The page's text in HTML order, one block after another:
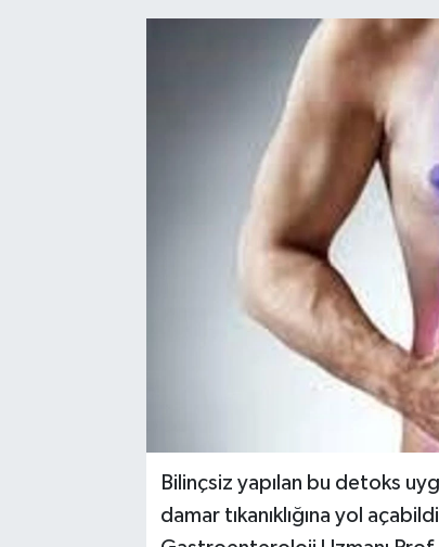
Bilinçsiz yapılan bu detoks
damar tıkanıklığına yol